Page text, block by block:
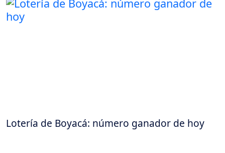
Lotería de Boyacá: número ganador de hoy